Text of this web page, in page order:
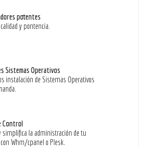
potentes
y pontencia.
Sistemas Operativos
instalación de Sistemas Operativos
Control
simplifica la administración de tu
Whm/cpanel o Plesk.